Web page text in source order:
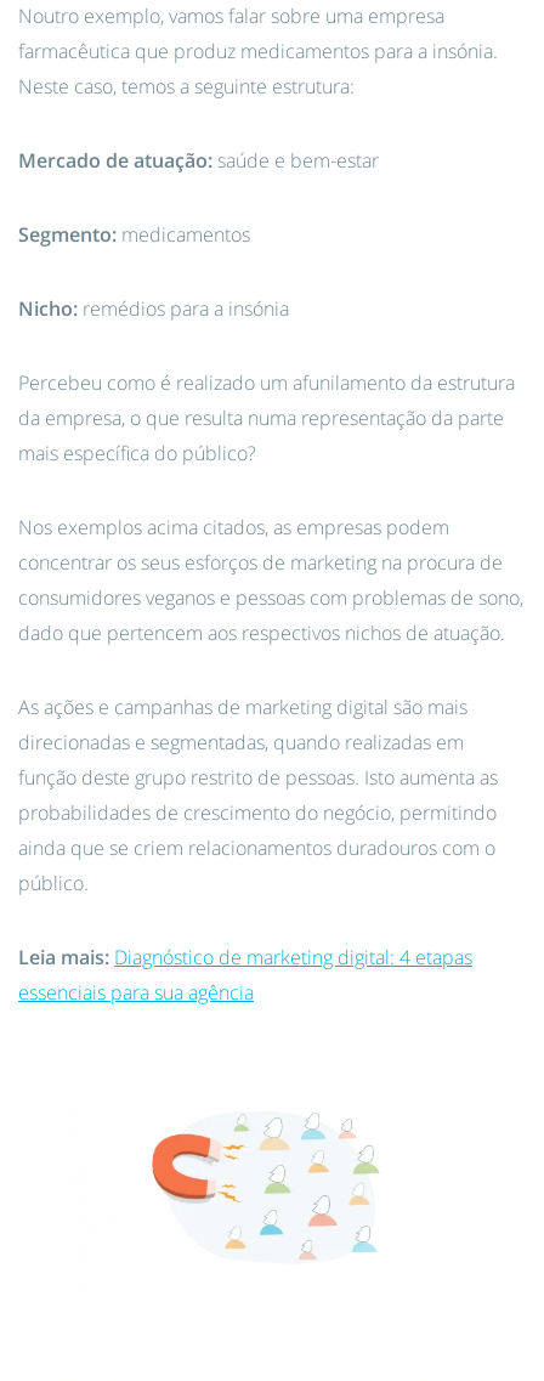
Noutro exemplo, vamos falar sobre uma empresa
farmacêutica que produz medicamentos para a insónia.
Neste caso, temos a seguinte estrutura:
Mercado de atuação:saúde e bem-estar
Segmento: medicamentos
Nicho: remédios para a insónia
Percebeu como é realizado um afunilamento da estrutura
da empresa, o que resulta numa representação da parte
mais específica do público?
Nos exemplos acima citados, as empresas podem
concentrar os seus esforços de marketing na procura de
consumidores veganos e pessoas com problemas de sono,
dado que pertencem aos respectivos nichos de atuação.
As ações e campanhas de marketing digital são mais
direcionadas e segmentadas, quando realizadas em
função deste grupo restrito de pessoas. Isto aumenta as
probabilidades de crescimento do negócio, permitindo
ainda que se criem relacionamentos duradouros com o
público.
Leia mais: Diagnóstico de marketing digital: 4 etapas
essenciais para sua agência